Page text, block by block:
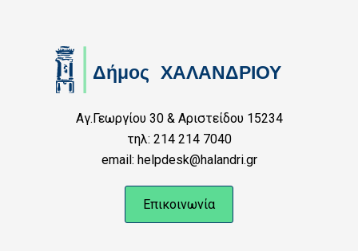
Αγ.Γεωργίου 30 & Αριστείδου 15234
τηλ: 214 214 7040
email: helpdesk@halandri.gr
Επικοινωνία